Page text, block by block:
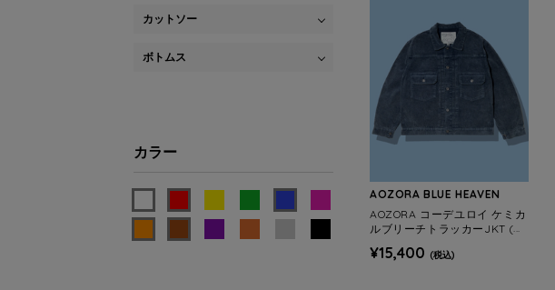
AOZORA BLUE HEAVEN
AOZORA コーデユロイ ケミカ
ルブリーチトラッカーJKT (M
¥15,400 (税込)
カットソー
ボトムス
カラー